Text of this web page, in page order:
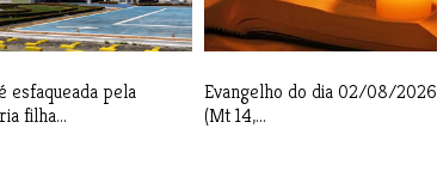
esfaqueada pela
filha...
Evangelho do dia 02/08/2026
(Mt 14,...